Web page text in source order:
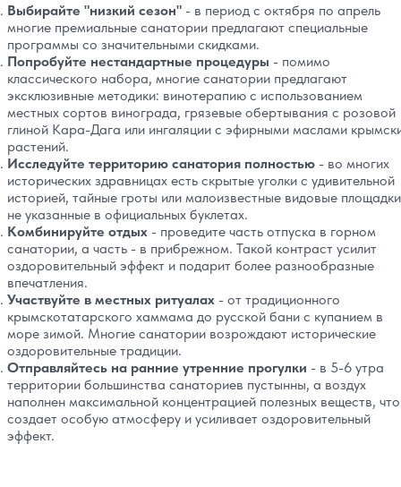
Выбирайте "низкий сезон" - в период с октября по апрель
многие премиальные санатории предлагают специальные
программы со значительными скидками.
Попробуйте нестандартные процедуры - помимо
классического набора, многие санатории предлагают
эксклюзивные методики: винотерапию с использованием
местных сортов винограда, грязевые обертывания с розовой
глиной Кара-Дага или ингаляции с эфирными маслами
растений.
Исследуйте территорию санатория полностью - во многих
исторических здравницах есть скрытые уголки с удивительной
историей, тайные гроты или малоизвестные видовые
не указанные в официальных буклетах.
Комбинируйте отдых - проведите часть отпуска в горном
санатории, а часть - в прибрежном. Такой контраст усилит
оздоровительный эффект и подарит более разнообразные
впечатления.
Участвуйте в местных ритуалах - от традиционного
крымскотатарского хаммама до русской бани с купанием в
море зимой. Многие санатории возрождают исторические
оздоровительные традиции.
Отправляйтесь на ранние утренние прогулки - в 5-6 утра
территории большинства санаториев пустынны, а воздух
наполнен максимальной концентрацией полезных веществ, что
создает особую атмосферу и усиливает оздоровительный
эффект.